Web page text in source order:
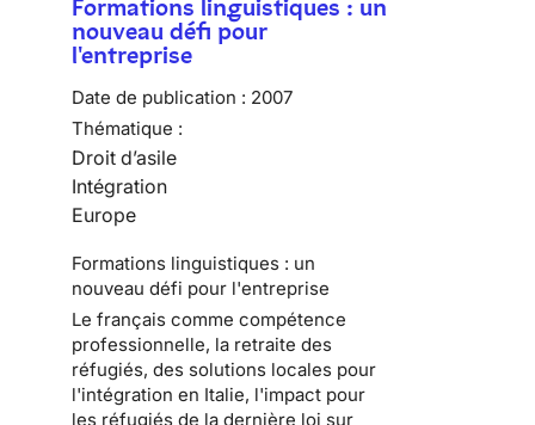
Formations linguistiques : un
nouveau défi pour
l'entreprise
Date de publication : 2007
Thématique :
Droit d’asile
Intégration
Europe
Formations linguistiques : un
nouveau défi pour l'entreprise
Le français comme compétence
professionnelle, la retraite des
réfugiés, des solutions locales pour
l'intégration en Italie, l'impact pour
les réfugiés de la dernière loi sur